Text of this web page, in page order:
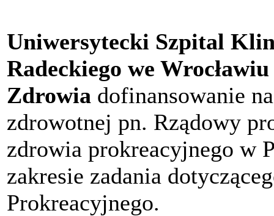
Uniwersytecki Szpital
Radeckiego we Wrocławiu
Zdrowia dofinansowanie
zdrowotnej pn. Rządowy
zdrowia prokreacyjnego w
zakresie zadania
Prokreacyjnego.